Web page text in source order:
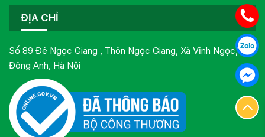
ĐỊA CHỈ
Số 89 Đê Ngọc Giang , Thôn Ngọc Giang, Xã Vĩnh Ngọc,
Đông Anh, Hà Nội